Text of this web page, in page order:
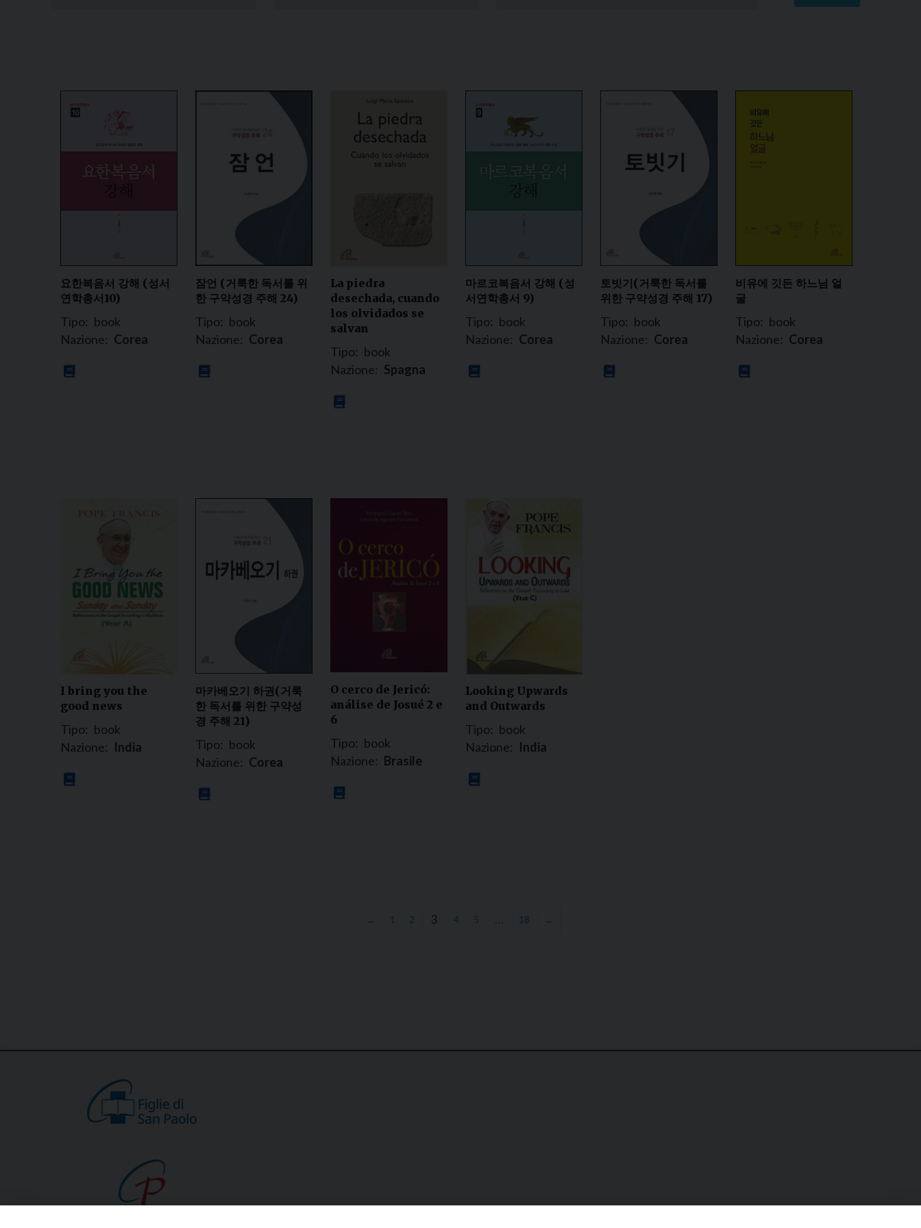
요한복음서 강해 (성서
연학총서10)
Tipo: book
Nazione: Corea
잠언 (거룩한 독서를 위
한 구약성경 주해 24)
Tipo: book
Nazione: Corea
La piedra
desechada, cuando
los olvidados se
salvan
Tipo: book
Nazione: Spagna
마르코복음서 강해 (성
서연학총서 9)
Tipo: book
Nazione: Corea
토빗기(거룩한 독서를
위한 구약성경 주해 17)
Tipo: book
Nazione: Corea
비유에 깃든 하느님 얼
굴
Tipo: book
Nazione: Corea
I bring you the
good news
Tipo: book
Nazione: India
마카베오기 하권(거룩
한 독서를 위한 구약성
경 주해 21)
Tipo: book
Nazione: Corea
O cerco de Jericó:
análise de Josué 2 e
6
Tipo: book
Nazione: Brasile
Looking Upwards
and Outwards
Tipo: book
Nazione: India
← 1 2 3 4 5 … 18 →